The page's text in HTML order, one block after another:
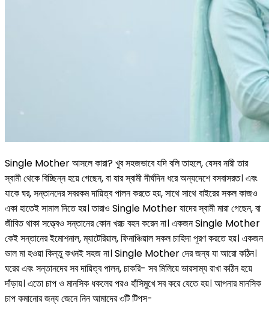
Single Mother আসলে কারা? খুব সহজভাবে যদি বলি তাহলে, যেসব নারী তার
স্বামী থেকে বিচ্ছিন্ন হয়ে গেছেন, বা যার স্বামী দীর্ঘদিন ধরে অন্যদেশে বসবাসরত। এবং
যাকে ঘর, সন্তানদের সবরকম দায়িত্ব পালন করতে হয়, সাথে সাথে বাইরের সকল কাজও
একা হাতেই সামাল দিতে হয়। তারাও Single Mother যাদের স্বামী মারা গেছেন, বা
জীবিত থাকা সত্ত্বেও সন্তানের কোন খরচ বহন করেন না। একজন Single Mother
কেই সন্তানের ইমোশনাল, ম্যাটেরিয়াল, ফিনাঞ্চিয়াল সকল চাহিদা পূরণ করতে হয়। একজন
ভাল মা হওয়া কিন্তু কখনই সহজ না। Single Mother দের জন্য যা আরো কঠিন।
ঘরের এবং সন্তানদের সব দায়িত্ব পালন, চাকরি- সব মিলিয়ে ভারসাম্য রাখা কঠিন হয়ে
দাঁড়ায়। এতো চাপ ও মানসিক ধকলের পরও হাঁসিমুখে সব করে যেতে হয়। আপনার মানসিক
চাপ কমানোর জন্য জেনে নিন আমাদের ৩টি টিপস-